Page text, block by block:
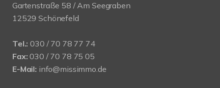
Gartenstraße 58 / Am Seegraben
12529 Schönefeld
Tel.: 030 / 70 78 77 74
Fax: 030 / 70 78 75 05
E-Mail: info@missimmo.de